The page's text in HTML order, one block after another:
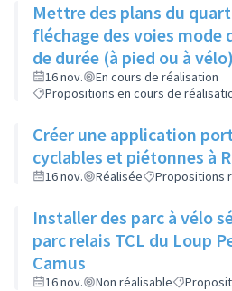
Mettre des plans du
fléchage des voies
de durée (à pied ou à vélo)
16 nov.
En cours de réalisation
Propositions en cours de
Créer une application
cyclables et piétonnes à
16 nov. Réalisée Propositions
Installer des parc à vélo
parc relais TCL du Loup
Camus
16 nov. Non réalisable